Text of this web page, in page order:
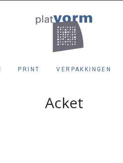
PRINT VERPAKKINGEN
Acket